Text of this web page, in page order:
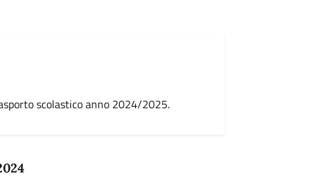
scolastico anno 2024/2025.